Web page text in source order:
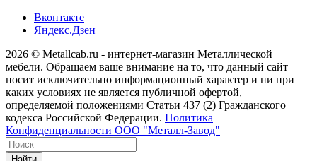
Вконтакте
Яндекс.Дзен
2026 © Metallcab.ru - интернет-магазин Металлической
мебели. Обращаем ваше внимание на то, что данный сайт
носит исключительно информационный характер и ни при
каких условиях не является публичной офертой,
определяемой положениями Статьи 437 (2) Гражданского
кодекса Российской Федерации. Политика
Конфиденциальности ООО "Металл-Завод"